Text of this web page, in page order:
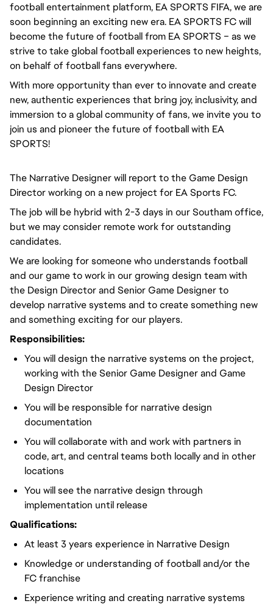
football entertainment platform, EA SPORTS FIFA, we are
soon beginning an exciting new era. EA SPORTS FC will
become the future of football from EA SPORTS – as we
strive to take global football experiences to new heights,
on behalf of football fans everywhere.
With more opportunity than ever to innovate and create
new, authentic experiences that bring joy, inclusivity, and
immersion to a global community of fans, we invite you to
join us and pioneer the future of football with EA
SPORTS!
The Narrative Designer will report to the Game Design
Director working on a new project for EA Sports FC.
The job will be hybrid with 2-3 days in our Southam office,
but we may consider remote work for outstanding
candidates.
We are looking for someone who understands football
and our game to work in our growing design team with
the Design Director and Senior Game Designer to
develop narrative systems and to create something new
and something exciting for our players.
Responsibilities:
You will design the narrative systems on the project,
working with the Senior Game Designer and Game
Design Director
You will be responsible for narrative design
documentation
You will collaborate with and work with partners in
code, art, and central teams both locally and in other
locations
You will see the narrative design through
implementation until release
Qualifications:
At least 3 years experience in Narrative Design
Knowledge or understanding of football and/or the
FC franchise
Experience writing and creating narrative systems